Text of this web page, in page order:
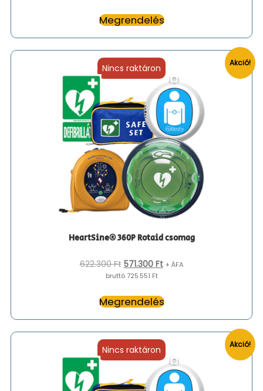
598.800 Ft.
Megrendelés
Nincs raktáron Akció!
HeartSine® 360P Rotaid csomag
622.300Ft Original
price
622.300 Ft.
571.300 FtCurrent
571.300 Ft.
+ ÁFA
bruttó 725.551 Ft
Megrendelés
Nincs raktáron Akció!